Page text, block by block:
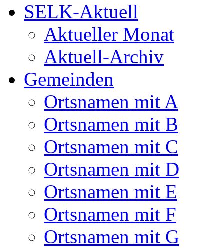
SELK-Aktuell
Aktueller Monat
Aktuell-Archiv
Gemeinden
Ortsnamen mit A
Ortsnamen mit B
Ortsnamen mit C
Ortsnamen mit D
Ortsnamen mit E
Ortsnamen mit F
Ortsnamen mit G